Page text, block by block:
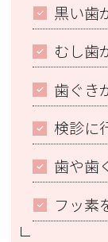
黒い歯
むし歯
歯ぐき
検診に
歯や歯
フッ素